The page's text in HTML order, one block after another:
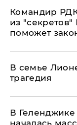
Командир
из "секретов"
поможет
В семье
трагедия
В
началась